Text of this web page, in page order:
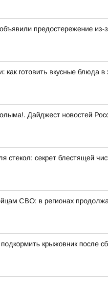
предостережение из-
как готовить вкусные блюда в
Дайджест новостей
стекол: секрет блестящей
СВО: в регионах
крыжовник после